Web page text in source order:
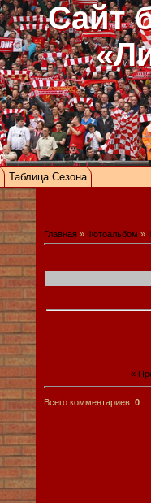
Сайт
Таблица Сезона
Главная » Фотоальбом »
«
Всего комментариев: 0